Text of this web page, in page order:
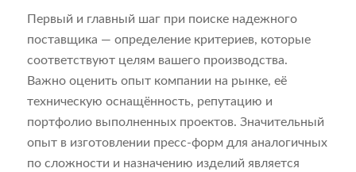
Первый и главный шаг при поиске надежного
поставщика — определение критериев, которые
соответствуют целям вашего производства.
Важно оценить опыт компании на рынке, её
техническую оснащённость, репутацию и
портфолио выполненных проектов. Значительный
опыт в изготовлении пресс-форм для аналогичных
по сложности и назначению изделий является